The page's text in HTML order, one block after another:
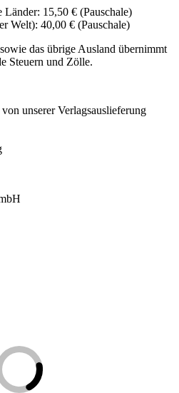
Länder: 15,50 € (Pauschale)
Welt): 40,00 € (Pauschale)
das übrige Ausland übernimmt
Steuern und Zölle.
unserer Verlagsauslieferung